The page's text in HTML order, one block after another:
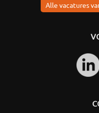
Alle vacatures